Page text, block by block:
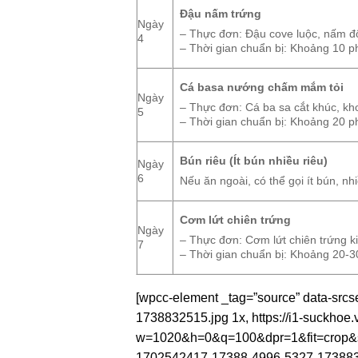
Ngày
4
Đậu nấm trứng
– Thực đơn: Đậu cove luộc, nấm
– Thời gian chuẩn bị: Khoảng 10
Ngày
5
Cá basa nướng chấm mắm tỏi
– Thực đơn: Cá ba sa cắt khúc,
– Thời gian chuẩn bị: Khoảng 20
Ngày
6
Bún riêu (Ít bún nhiều riêu)
Nếu ăn ngoài, có thể gọi ít bún,
Ngày
7
Cơm lứt chiên trứng
– Thực đơn: Cơm lứt chiên trứng
– Thời gian chuẩn bị: Khoảng 20-
[wpcc-element _tag=”source” data-
1738832515.jpg 1x, https://i1-